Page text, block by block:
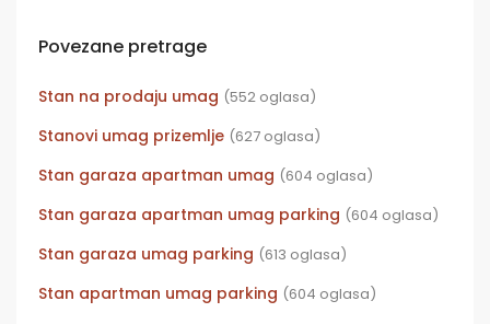
Povezane pretrage
Stan na prodaju umag (552 oglasa)
Stanovi umag prizemlje (627 oglasa)
Stan garaza apartman umag (604 oglasa)
Stan garaza apartman umag parking (604 oglasa)
Stan garaza umag parking (613 oglasa)
Stan apartman umag parking (604 oglasa)